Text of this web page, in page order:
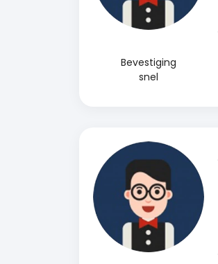
Bevestiging
snel